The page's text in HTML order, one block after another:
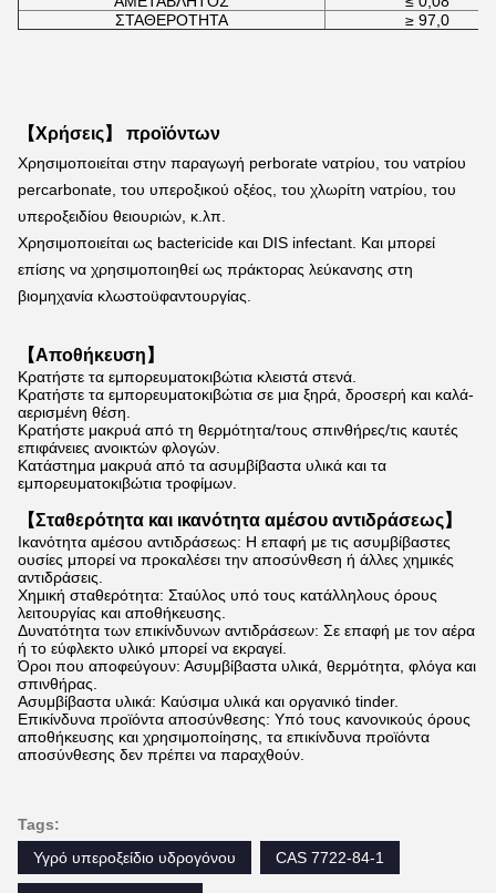
ΣΤΑΘΕΡΟΤΗΤΑ
≥ 97,0
【Χρήσεις】 προϊόντων
Χρησιμοποιείται στην παραγωγή perborate νατρίου, του νατρίου
percarbonate, του υπεροξικού οξέος, του χλωρίτη νατρίου, του
υπεροξειδίου θειουριών, κ.λπ.
Χρησιμοποιείται ως bactericide και DIS infectant. Και μπορεί
επίσης να χρησιμοποιηθεί ως πράκτορας λεύκανσης στη
βιομηχανία κλωστοϋφαντουργίας.
【Αποθήκευση】
Κρατήστε τα εμπορευματοκιβώτια κλειστά στενά.
Κρατήστε τα εμπορευματοκιβώτια σε μια ξηρά, δροσερή και καλά-
αερισμένη θέση.
Κρατήστε μακρυά από τη θερμότητα/τους σπινθήρες/τις καυτές
επιφάνειες ανοικτών φλογών.
Κατάστημα μακρυά από τα ασυμβίβαστα υλικά και τα
εμπορευματοκιβώτια τροφίμων.
【Σταθερότητα και ικανότητα αμέσου αντιδράσεως】
Ικανότητα αμέσου αντιδράσεως: Η επαφή με τις ασυμβίβαστες
ουσίες μπορεί να προκαλέσει την αποσύνθεση ή άλλες χημικές
αντιδράσεις.
Χημική σταθερότητα: Σταύλος υπό τους κατάλληλους όρους
λειτουργίας και αποθήκευσης.
Δυνατότητα των επικίνδυνων αντιδράσεων: Σε επαφή με τον αέρα
ή το εύφλεκτο υλικό μπορεί να εκραγεί.
Όροι που αποφεύγουν: Ασυμβίβαστα υλικά, θερμότητα, φλόγα και
σπινθήρας.
Ασυμβίβαστα υλικά: Καύσιμα υλικά και οργανικό tinder.
Επικίνδυνα προϊόντα αποσύνθεσης: Υπό τους κανονικούς όρους
αποθήκευσης και χρησιμοποίησης, τα επικίνδυνα προϊόντα
αποσύνθεσης δεν πρέπει να παραχθούν.
Tags:
Υγρό υπεροξείδιο υδρογόνου
CAS 7722-84-1